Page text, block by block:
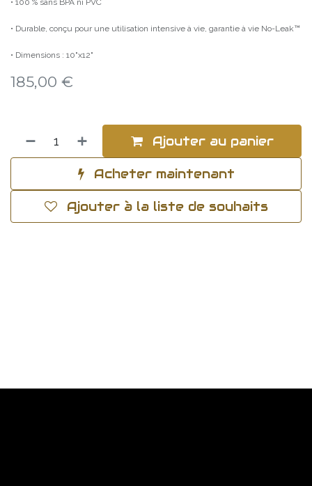
• Durable, conçu pour une utilisation intensive à vie, garantie à vie No-Leak™
• Dimensions : 10"x12"
185,00 €
Ajouter au panier
Acheter maintenant
Ajouter à la liste de souhaits